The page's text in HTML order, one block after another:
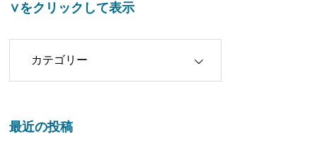
∨をクリックして表示
最近の投稿